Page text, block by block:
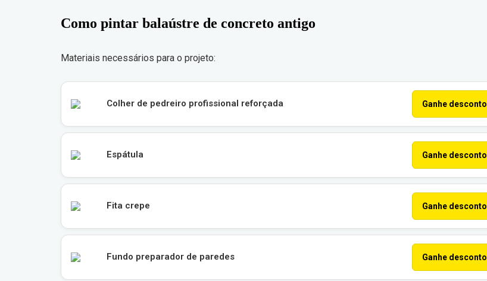
Como pintar balaústre de concreto antigo
Materiais necessários para o projeto:
Colher de pedreiro profissional reforçada Ganhe desconto
Espátula Ganhe desconto
Fita crepe Ganhe desconto
Fundo preparador de paredes Ganhe desconto